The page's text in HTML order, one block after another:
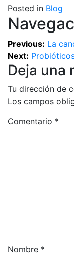
Posted in Blog
Previous: La
Next:
Deja una
Tu dirección de
Los campos
Comentario *
Nombre *